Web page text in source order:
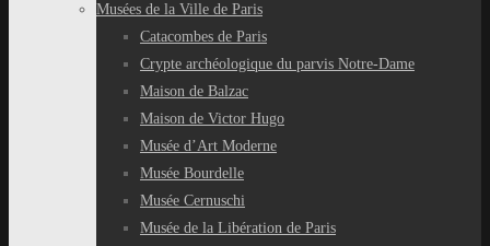
Musées de la Ville de Paris
Catacombes de Paris
Crypte archéologique du parvis Notre-Dame
Maison de Balzac
Maison de Victor Hugo
Musée d’Art Moderne
Musée Bourdelle
Musée Cernuschi
Musée de la Libération de Paris